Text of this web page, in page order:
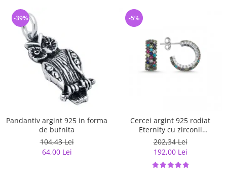
Pandantiv argint 925 in forma
de bufnita
104,43 Lei
64,00 Lei
-39%
Cercei argint 925 rodiat
Eternity cu zirconii
multicolore ETU0028
202,34 Lei
192,00 Lei
-5%